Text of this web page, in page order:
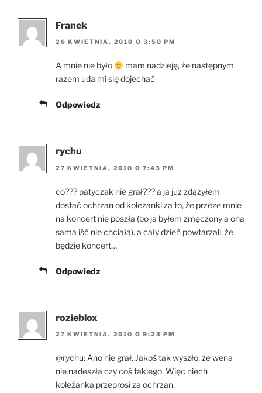
Franek
26 KWIETNIA, 2010 O 3:50 PM
A mnie nie było
mam nadzieję, że następnym
razem uda mi się dojechać
Odpowiedz
rychu
27 KWIETNIA, 2010 O 7:43 PM
co??? patyczak nie grał??? a ja już zdążyłem
dostać ochrzan od koleżanki za to, że przeze mnie
na koncert nie poszła (bo ja byłem zmęczony a ona
sama iść nie chciała). a cały dzień powtarzali, że
będzie koncert…
Odpowiedz
rozieblox
27 KWIETNIA, 2010 O 9:23 PM
@rychu: Ano nie grał. Jakoś tak wyszło, że wena
nie nadeszła czy coś takiego. Więc niech
koleżanka przeprosi za ochrzan.